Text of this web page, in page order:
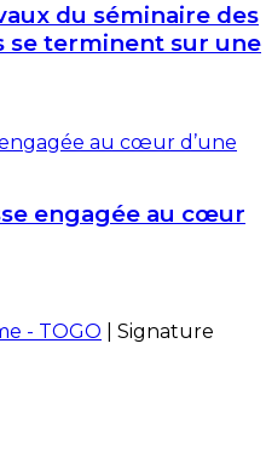
du séminaire des
se terminent sur une
engagée au cœur
- TOGO | Signature